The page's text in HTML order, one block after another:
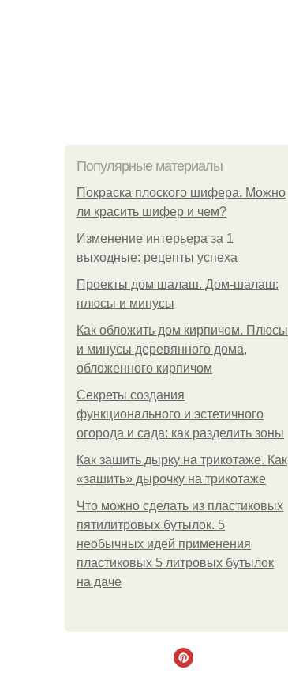
Популярные материалы
Покраска плоского шифера. Можно
ли красить шифер и чем?
Изменение интерьера за 1
выходные: рецепты успеха
Проекты дом шалаш. Дом-шалаш:
плюсы и минусы
Как обложить дом кирпичом. Плюсы
и минусы деревянного дома,
обложенного кирпичом
Секреты создания
функционального и эстетичного
огорода и сада: как разделить зоны
Как зашить дырку на трикотаже. Как
«зашить» дырочку на трикотаже
Что можно сделать из пластиковых
пятилитровых бутылок. 5
необычных идей применения
пластиковых 5 литровых бутылок
на даче